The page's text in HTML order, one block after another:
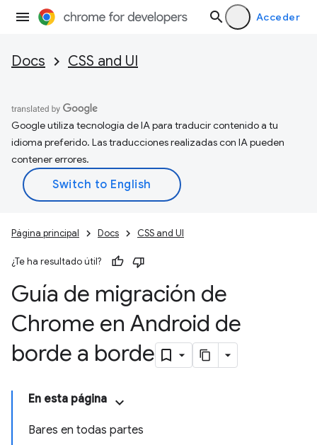
Acceder
Docs CSS and UI
Google utiliza tecnología de IA para traducir contenido a tu
idioma preferido. Las traducciones realizadas con IA pueden
contener errores.
Página principal Docs CSS and UI
¿Te ha resultado útil?
Guía de migración de
Chrome en Android de
borde a borde
En esta página
Bares en todas partes